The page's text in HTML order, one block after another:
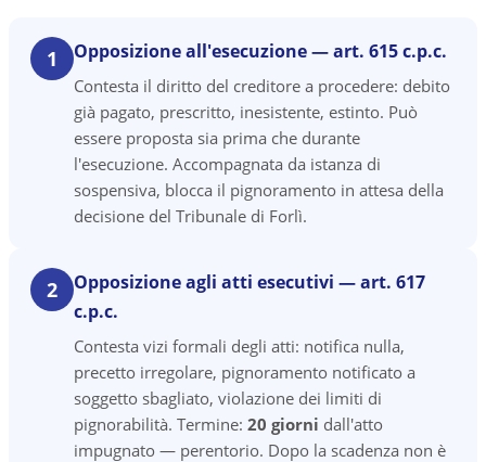
1 Opposizione all'esecuzione — art. 615 c.p.c.
Contesta il diritto del creditore a procedere: debito
già pagato, prescritto, inesistente, estinto. Può
essere proposta sia prima che durante
l'esecuzione. Accompagnata da istanza di
sospensiva, blocca il pignoramento in attesa della
decisione del Tribunale di Forlì.
2
Opposizione agli atti esecutivi — art. 617
c.p.c.
Contesta vizi formali degli atti: notifica nulla,
precetto irregolare, pignoramento notificato a
soggetto sbagliato, violazione dei limiti di
pignorabilità. Termine: 20 giorni dall'atto
impugnato — perentorio. Dopo la scadenza non è